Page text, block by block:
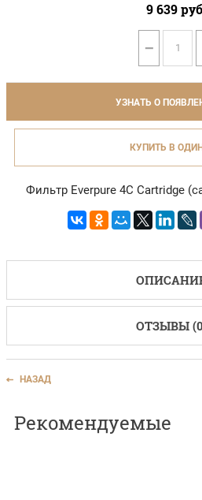
9 639
−
УЗНАТЬ О
КУПИТЬ В
Фильтр Everpure 4C Cartridge
ОТЗЫВЫ
НАЗАД
Рекомендуемые